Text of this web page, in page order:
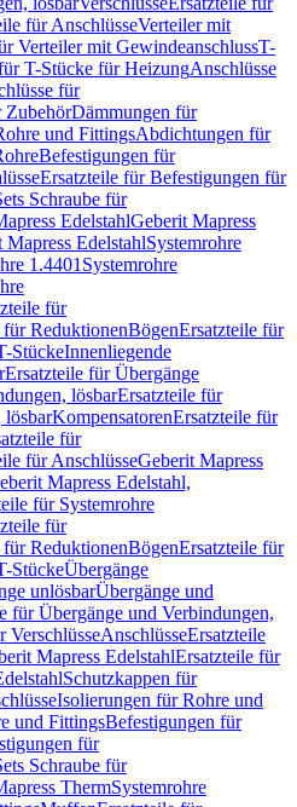
für AnschlüsseVerteiler mit
Verteiler mit GewindeanschlussT-
T-Stücke für HeizungAnschlüsse
für
ZubehörDämmungen für
und FittingsAbdichtungen für
Befestigungen für
Ersatzteile für Befestigungen für
Schraube für
EdelstahlGeberit Mapress
EdelstahlSystemrohre
1.4401 Systemrohre
für
für ReduktionenBögenErsatzteile für
StückeInnenliegende
Ersatzteile für Übergänge
lösbarErsatzteile für
lösbarKompensatorenErsatzteile für
für
für AnschlüsseGeberit Mapress
Mapress Edelstahl,
für Systemrohre
für
für ReduktionenBögenErsatzteile für
StückeÜbergänge
unlösbarÜbergänge und
für Übergänge und Verbindungen,
VerschlüsseAnschlüsseErsatzteile
Mapress EdelstahlErsatzteile für
Schutzkappen für
Isolierungen für Rohre und
und FittingsBefestigungen für
für
Schraube für
ThermSystemrohre